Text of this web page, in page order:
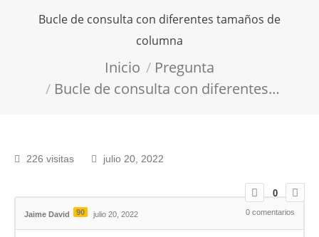
Bucle de consulta con diferentes tamaños de
columna
Inicio
Pregunta
Bucle de consulta con diferentes…
226 visitas julio 20, 2022
0
Jaime David 90 julio 20, 2022 0 comentarios